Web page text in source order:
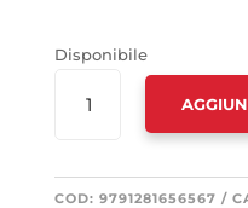
Disponibile
CRAWLER
COD: 9791281656567